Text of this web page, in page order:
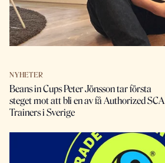
NYHETER
Beans in Cups Peter Jönsson tar första
steget mot att bli en av få Authorized SCA
Trainers i Sverige